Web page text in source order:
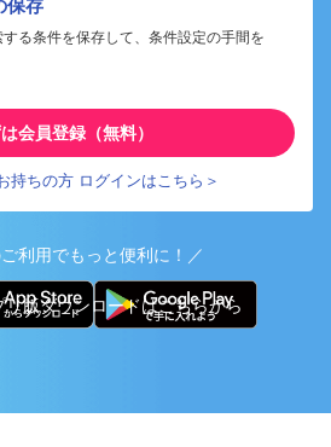
保存
る条件を保存して、条件設定の手間を
会員登録（無料）
持ちの方 ログインはこちら＞
利用でもっと便利に！／
リ版ダウンロードはこちらから